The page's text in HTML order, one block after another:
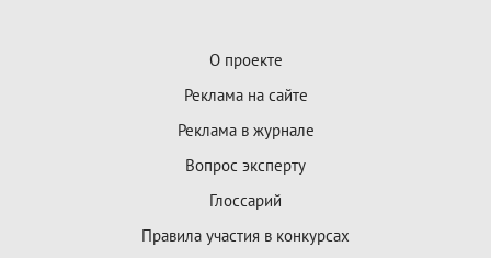
О проекте
Реклама на сайте
Реклама в журнале
Вопрос эксперту
Глоссарий
Правила участия в конкурсах